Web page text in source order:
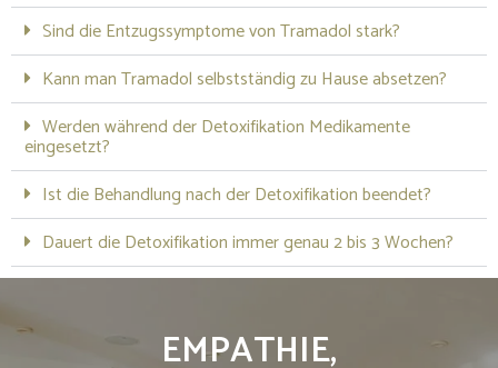
Sind die Entzugssymptome von Tramadol stark?
Kann man Tramadol selbstständig zu Hause absetzen?
Werden während der Detoxifikation Medikamente
eingesetzt?
Ist die Behandlung nach der Detoxifikation beendet?
Dauert die Detoxifikation immer genau 2 bis 3 Wochen?
EMPATHIE,